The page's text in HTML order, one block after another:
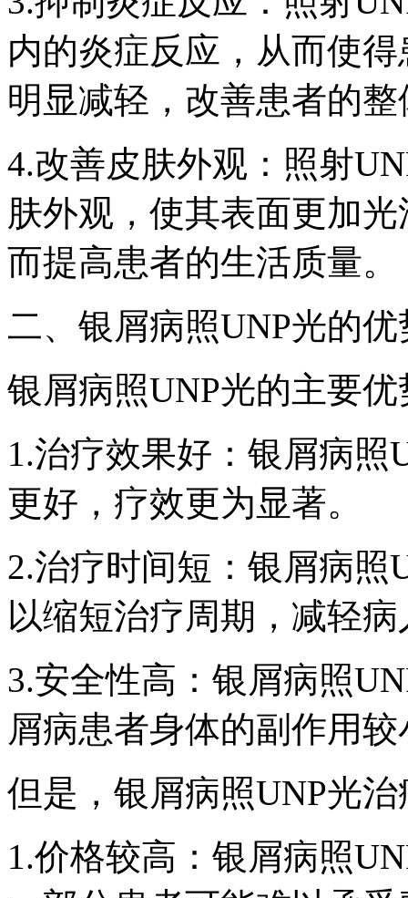
内的炎症反应，从而使
明显减轻，改善患者的
4.改善皮肤外观：照射
肤外观，使其表面更加
而提高患者的生活质量。
二、银屑病照UNP光的
银屑病照UNP光的主要
1.治疗效果好：银屑病照
更好，疗效更为显著。
2.治疗时间短：银屑病照
以缩短治疗周期，减轻
3.安全性高：银屑病照
屑病患者身体的副作用较
但是，银屑病照UNP光
1.价格较高：银屑病照